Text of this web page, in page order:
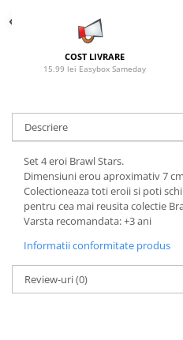
COST LIVRARE
15.99 lei Easybox Sameday
Descriere
Set 4 eroi Brawl Stars.
Dimensiuni erou aproximativ 7
Colectioneaza toti eroii si poti
pentru cea mai reusita colectie
Varsta recomandata: +3 ani
Informatii conformitate produs
Review-uri(0)